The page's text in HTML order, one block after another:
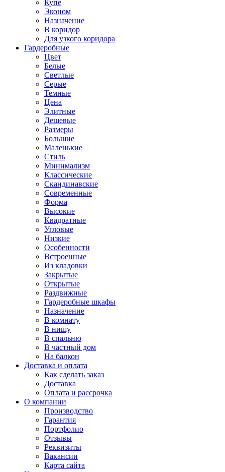
Купе
Эконом
Назначение
В коридор
Для узкого коридора
Гардеробные
Цвет
Белые
Светлые
Серые
Темные
Цена
Элитные
Дешевые
Размеры
Большие
Маленькие
Стиль
Минимализм
Классические
Скандинавские
Современные
Форма
Высокие
Квадратные
Угловые
Низкие
Особенности
Встроенные
Из кладовки
Закрытые
Открытые
Раздвижные
Гардеробные шкафы
Назначение
В комнату
В нишу
В спальню
В частный дом
На балкон
Доставка и оплата
Как сделать заказ
Доставка
Оплата и рассрочка
О компании
Производство
Гарантия
Портфолио
Отзывы
Реквизиты
Вакансии
Карта сайта